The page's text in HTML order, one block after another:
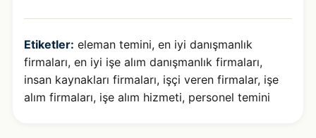
Etiketler: eleman temini, en iyi danışmanlık
firmaları, en iyi işe alım danışmanlık firmaları,
insan kaynakları firmaları, işçi veren firmalar, işe
alım firmaları, işe alım hizmeti, personel temini